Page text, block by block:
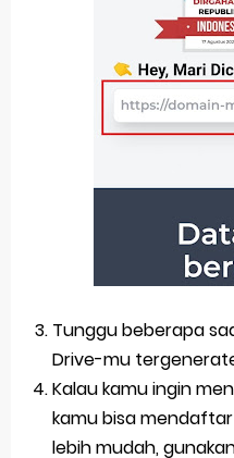
Tunggu beberapa
Drive-mu
Kalau kamu ingin
kamu bisa
lebih mudah,